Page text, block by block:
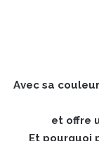
Avec sa
et offre
Et pourquoi